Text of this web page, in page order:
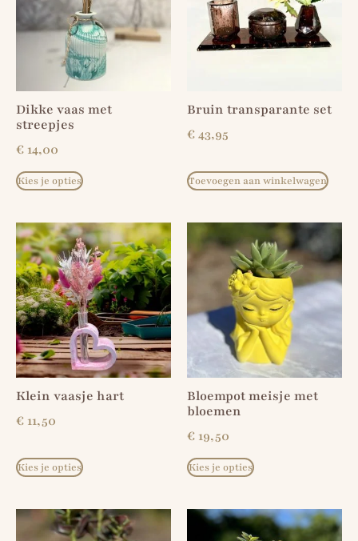
Dikke vaas met
streepjes
€ 14,00
Kies je opties
Bruin transparante set
€43,95
Toevoegen aan winkelwagen
Klein vaasje hart
€ 11,50
Kies je opties
Bloempot meisje met
bloemen
€ 19,50
Kies je opties